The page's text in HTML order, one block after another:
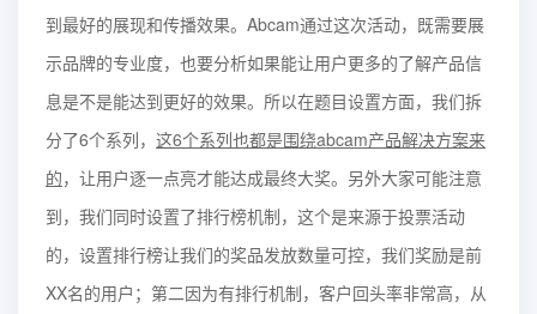
到最好的展现和传播效果。Abcam通过这次活动，既需要展
示品牌的专业度，也要分析如果能让用户更多的了解产品信
息是不是能达到更好的效果。所以在题目设置方面，我们拆
分了6个系列， 这6个系列也都是围绕abcam产品解决方案来
的，让用户逐一点亮才能达成最终大奖。另外大家可能注意
到，我们同时设置了排行榜机制，这个是来源于投票活动
的，设置排行榜让我们的奖品发放数量可控，我们奖励是前
XX名的用户；第二因为有排行机制，客户回头率非常高，从